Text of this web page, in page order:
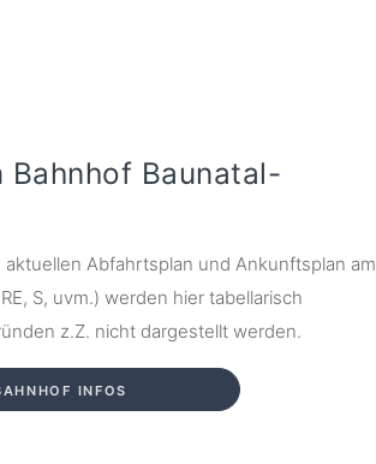
Baunatal-
Abfahrtsplan und Ankunftsplan am
S, uvm.) werden hier tabellarisch
z.Z. nicht dargestellt werden.
INFOS